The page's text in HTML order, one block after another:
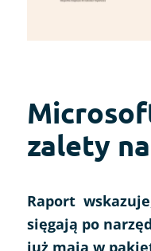
zalety
Raport
sięgają po
już mają w